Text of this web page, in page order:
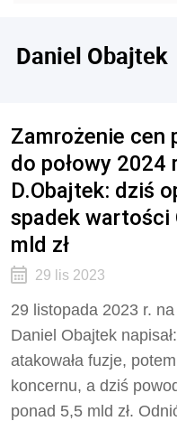
Daniel Obajtek
Zamrożenie cen
do połowy 2024
D.Obajtek: dziś
spadek wartości
mld zł
29 lis 2023
29 listopada 2023 r.
Daniel Obajtek
atakowała fuzje,
koncernu, a dziś
ponad 5,5 mld zł.